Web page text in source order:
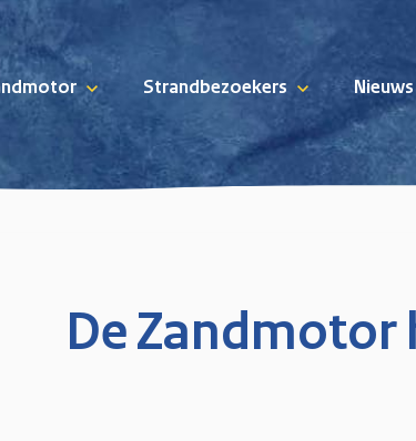
Strandbezoekers Nieuws
De Zandmotor